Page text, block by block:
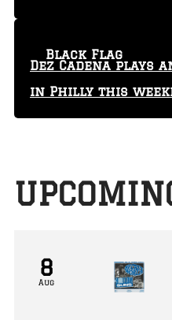
Dez Cadena plays
in Philly this
29 tickets left!
Black Flag
8
Aug